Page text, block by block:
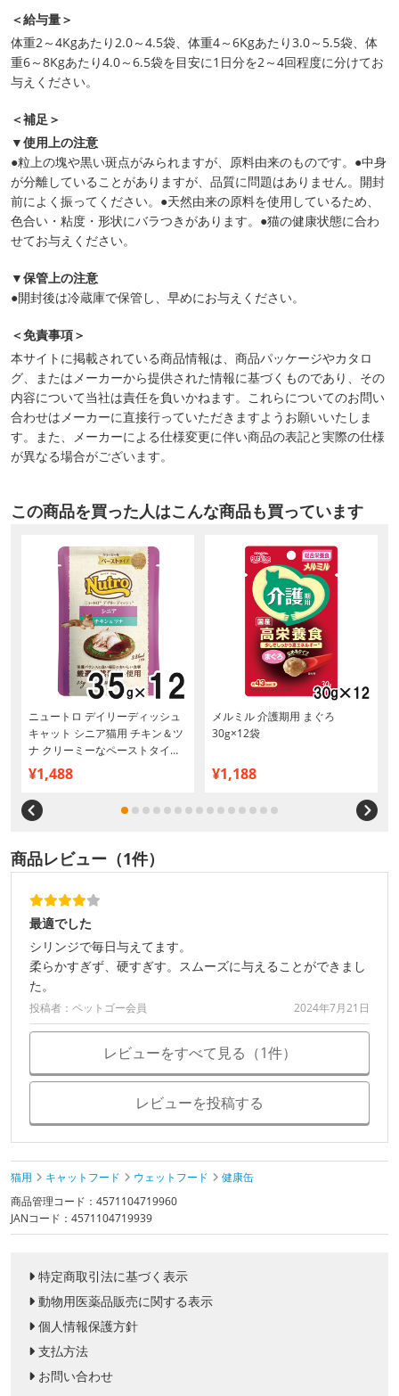
＜給与量＞
体重2～4Kgあたり2.0～4.5袋、体重4～6Kgあたり3.0～5.5袋、体
重6～8Kgあたり4.0～6.5袋を目安に1日分を2～4回程度に分けてお
与えください。
＜補足＞
▼使用上の注意
●粒上の塊や黒い斑点がみられますが、原料由来のものです。●中身
が分離していることがありますが、品質に問題はありません。開封
前によく振ってください。●天然由来の原料を使用しているため、
色合い・粘度・形状にバラつきがあります。●猫の健康状態に合わ
せてお与えください。
▼保管上の注意
●開封後は冷蔵庫で保管し、早めにお与えください。
＜免責事項＞
本サイトに掲載されている商品情報は、商品パッケージやカタロ
グ、またはメーカーから提供された情報に基づくものであり、その
内容について当社は責任を負いかねます。これらについてのお問い
合わせはメーカーに直接行っていただきますようお願いいたしま
す。また、メーカーによる仕様変更に伴い商品の表記と実際の仕様
が異なる場合がございます。
この商品を買った人はこんな商品も買っています
ニュートロ デイリーディッシュ
キャット シニア猫用 チキン＆ツ
ナ クリーミーなペーストタイプ
パウチ 35g×12個【まとめ買い】
¥1,488
メルミル 介護期用 まぐろ
30g×12袋
¥1,188
商品レビュー（1件）
最適でした
シリンジで毎日与えてます。
柔らかすぎず、硬すぎす。スムーズに与えることができまし
た。
投稿者：ペットゴー会員 2024年7月21日
レビューをすべて見る（1件）
レビューを投稿する
猫用 キャットフード ウェットフード
健康缶
商品管理コード：4571104719960
JANコード：4571104719939
特定商取引法に基づく表示
動物用医薬品販売に関する表示
個人情報保護方針
支払方法
お問い合わせ